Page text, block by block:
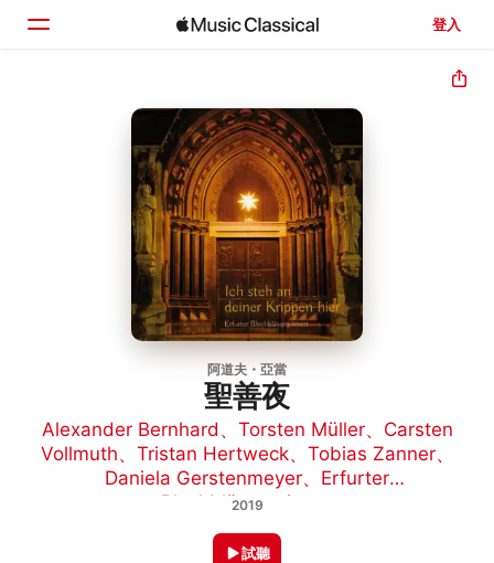
登入
阿道夫・亞當
聖善夜
Alexander Bernhard 、 Torsten Müller、 Carsten
Vollmuth、 Tristan Hertweck、 Tobias Zanner、
Daniela Gerstenmeyer、 Erfurter
Blechbläserquintett
2019
試聽